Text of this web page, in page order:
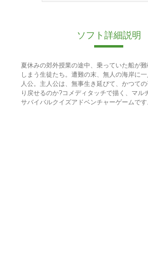
ソフト詳細説明
夏休みの郊外授業の途中、乗っていた船が
しまう生徒たち。遭難の末、無人の海岸に
人公。主人公は、無事生き延びて、かつて
り戻せるのか?コメディタッチで描く、マル
サバイバルクイズアドベンチャーゲームです